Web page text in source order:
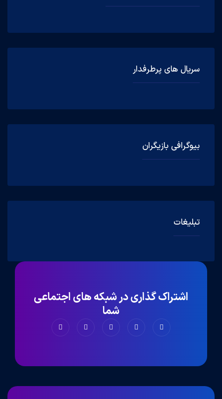
سریال های پرطرفدار
بیوگرافی بازیگران
تبلیغات
اشتراک گذاری در شبکه های اجتماعی
شما